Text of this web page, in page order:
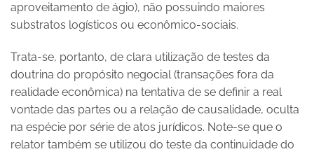
aproveitamento de ágio), não possuindo maiores
substratos logísticos ou econômico-sociais.
Trata-se, portanto, de clara utilização de testes da
doutrina do propósito negocial (transações fora da
realidade econômica) na tentativa de se definir a real
vontade das partes ou a relação de causalidade, oculta
na espécie por série de atos jurídicos. Note-se que o
relator também se utilizou do teste da continuidade do